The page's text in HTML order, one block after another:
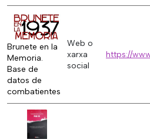
Brunete en la
Memoria.
Base de
datos de
combatientes
Web o
xarxa
social
https://